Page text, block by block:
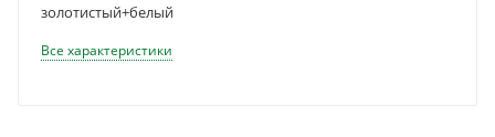
золотистый+белый
Все характеристики